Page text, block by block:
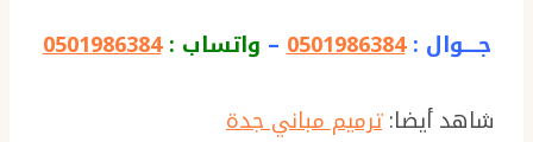
جــــوال :0501986384
– واتساب :0501986384
شاهد أيضا:ترميم مباني جدة